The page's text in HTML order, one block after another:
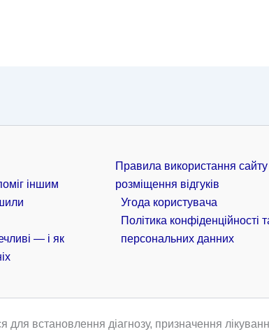
іншим
— і як
Правила використання сайту
розміщення відгуків
Угода користувача
Політика конфіденційності
персональних данних
встановлення діагнозу, призначення